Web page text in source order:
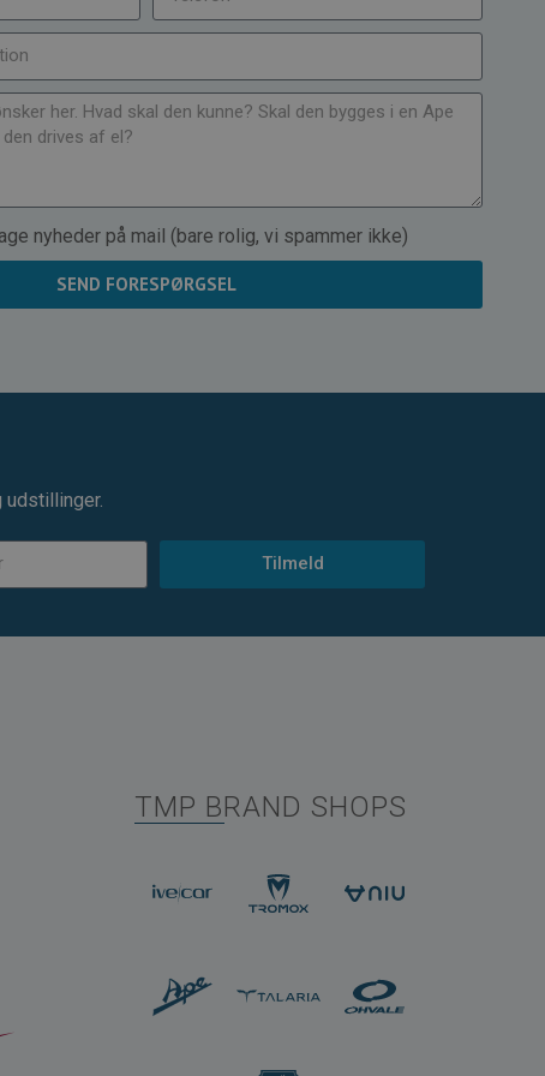
nyheder på mail (bare rolig, vi spammer ikke)
SEND FORESPØRGSEL
Tilmeld
TMP BRAND SHOPS